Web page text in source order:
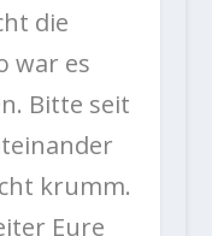
die
war es
Bitte seit
krumm.
Eure